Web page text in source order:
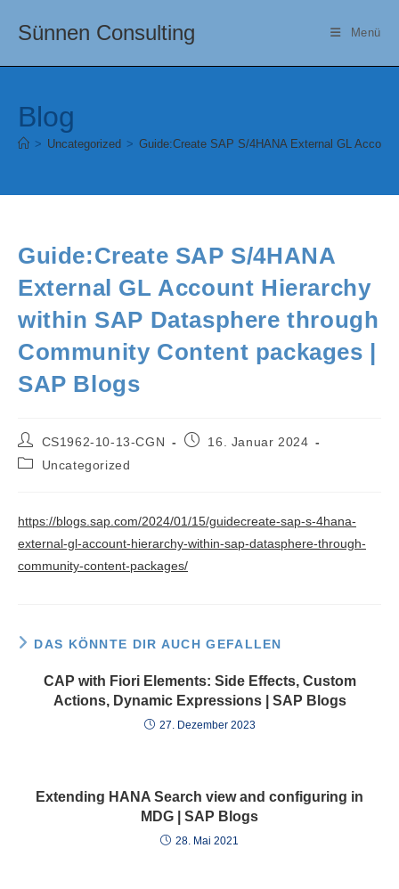
InhaltSünnen Consulting Menü
Blog
> Uncategorized > Guide:Create SAP S/4HANA External GL
Guide:Create SAP S/4HANA
External GL Account Hierarchy
within SAP Datasphere through
Community Content packages |
SAP Blogs
Beitrags-
Autor:
CS1962-10-13-CGN
Beitrag16. Januar 2024
Beitrags-Uncategorized
https://blogs.sap.com/2024/01/15/guidecreate-sap-s-4hana-
external-gl-account-hierarchy-within-sap-datasphere-through-
community-content-packages/
DAS KÖNNTE DIR AUCH GEFALLEN
CAP with Fiori Elements: Side Effects, Custom
Actions, Dynamic Expressions | SAP Blogs
27. Dezember 2023
Extending HANA Search view and configuring in
MDG | SAP Blogs
28. Mai 2021